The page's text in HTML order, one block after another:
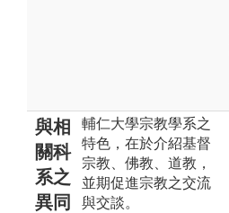
與相
關科
系之
異同
輔仁大學宗教學系之
特色，在於介紹基督
宗教、佛教、道教，
並期促進宗教之交流
與交談。